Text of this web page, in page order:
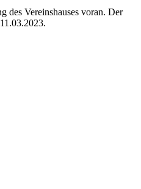
des Vereinshauses voran. Der
am 11.03.2023.